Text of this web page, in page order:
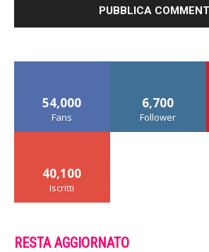
54,000
Fans
6,700
Follower
40,100
Iscritti
RESTA AGGIORNATO